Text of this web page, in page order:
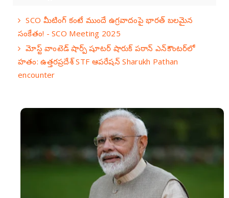
SCO మీటింగ్ కంటే ముందే ఉగ్రవాదంపై భారత్ బలమైన
సంకేతం! - SCO Meeting 2025
మోస్ట్ వాంటెడ్ షార్ప్ షూటర్ షారుక్ పఠాన్ ఎన్‌కౌంటర్‌లో
హతం: ఉత్తరప్రదేశ్ STF ఆపరేషన్ Sharukh Pathan
encounter